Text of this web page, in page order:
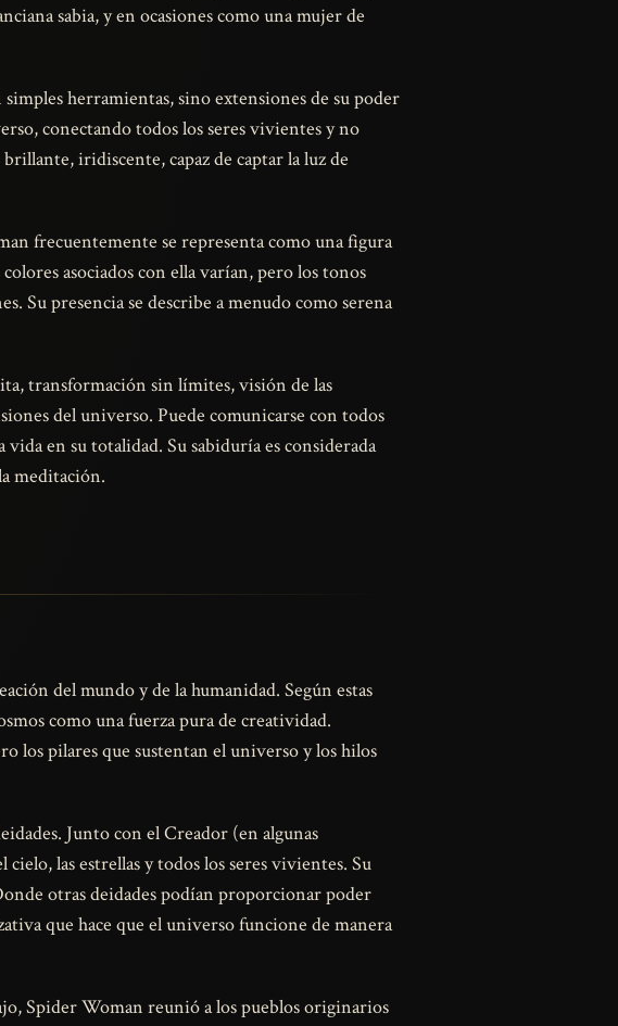
sabia, y en ocasiones como una mujer de
herramientas, sino extensiones de su poder
conectando todos los seres vivientes y no
iridiscente, capaz de captar la luz de
frecuentemente se representa como una figura
asociados con ella varían, pero los tonos
Su presencia se describe a menudo como serena
transformación sin límites, visión de las
del universo. Puede comunicarse con todos
vida en su totalidad. Su sabiduría es considerada
meditación.
del mundo y de la humanidad. Según estas
como una fuerza pura de creatividad.
los pilares que sustentan el universo y los hilos
Junto con el Creador (en algunas
las estrellas y todos los seres vivientes. Su
otras deidades podían proporcionar poder
que hace que el universo funcione de manera
Spider Woman reunió a los pueblos originarios